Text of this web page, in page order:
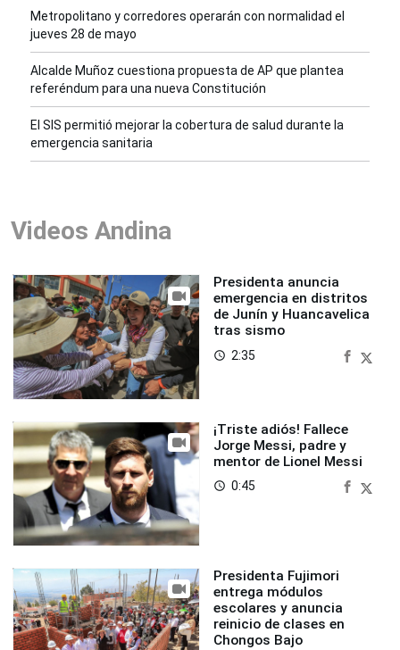
Metropolitano y corredores operarán con normalidad el
jueves 28 de mayo
Alcalde Muñoz cuestiona propuesta de AP que plantea
referéndum para una nueva Constitución
El SIS permitió mejorar la cobertura de salud durante la
emergencia sanitaria
Videos Andina
Presidenta anuncia
emergencia en distritos
de Junín y Huancavelica
tras sismo
access_time 2:35
¡Triste adiós! Fallece
Jorge Messi, padre y
mentor de Lionel Messi
access_time 0:45
Presidenta Fujimori
entrega módulos
escolares y anuncia
reinicio de clases en
Chongos Bajo